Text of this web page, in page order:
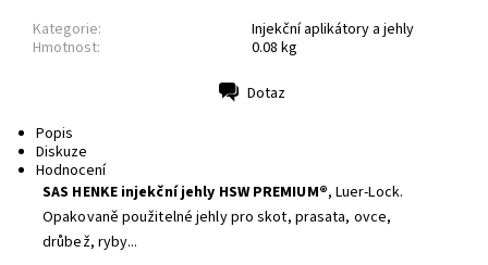
Kategorie:
Injekční aplikátory a jehly
Hmotnost:
0.08 kg
Dotaz
Popis
Diskuze
Hodnocení
SAS HENKE injekční jehly HSW PREMIUM®, Luer-Lock.
Opakovaně použitelné jehly pro skot, prasata, ovce,
drůbež, ryby...